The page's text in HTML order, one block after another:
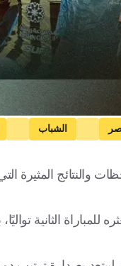
الشباب
اللحظات والنتائج
الثانية